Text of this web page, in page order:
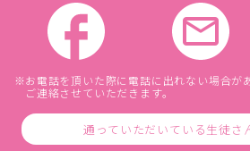
お電話を頂いた際に電話に出れない場合が
ご連絡させていただきます。
通っていただいている生徒さ